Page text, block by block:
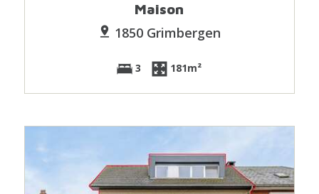
Maison
1850 Grimbergen
3 181m²